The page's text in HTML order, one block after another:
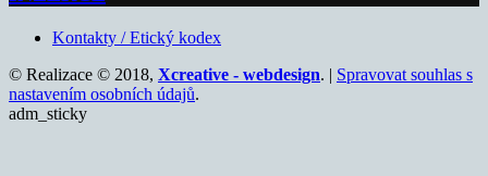
Kontakty / Etický kodex
© Realizace © 2018, Xcreative - webdesign. | Spravovat souhlas s
nastavením osobních údajů.
adm_sticky